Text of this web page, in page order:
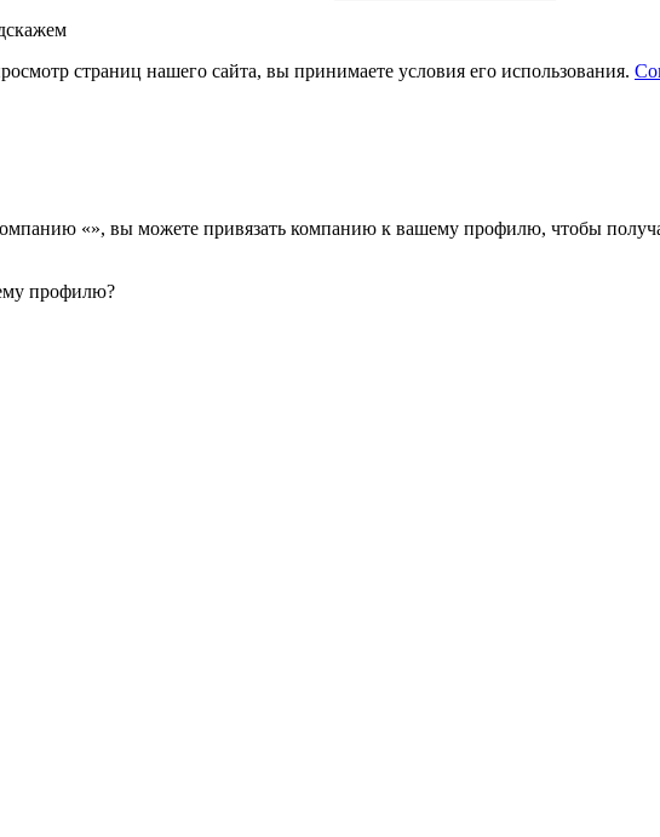
страниц нашего сайта, вы принимаете условия его использования.
«», вы можете привязать компанию к вашему профилю, чтобы
профилю?